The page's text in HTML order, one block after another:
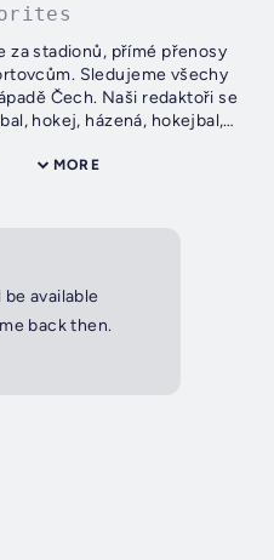
za stadionů, přímé přenosy
Sledujeme všechy
Čech. Naši redaktoři se
hokej, házená, hokejbal,
MORE
available
back then.